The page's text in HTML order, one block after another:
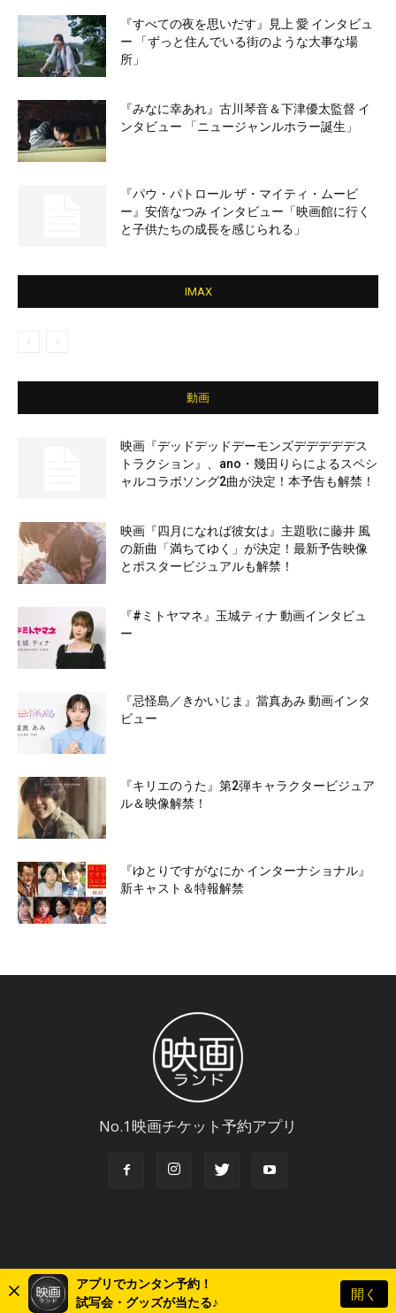
アプリでカンタン予約！
試写会・グッズが当たる♪
開く
『すべての夜を思いだす』見上 愛 インタビュ
ー 「ずっと住んでいる街のような大事な場
所」
『みなに幸あれ』古川琴音＆下津優太監督 イ
ンタビュー 「ニュージャンルホラー誕生」
『パウ・パトロール ザ・マイティ・ムービ
ー』安倍なつみ インタビュー「映画館に行く
と子供たちの成長を感じられる」
IMAX
動画
映画『デッドデッドデーモンズデデデデデス
トラクション』、ano・幾田りらによるスペシ
ャルコラボソング2曲が決定！本予告も解禁！
映画『四月になれば彼女は』主題歌に藤井 風
の新曲「満ちてゆく」が決定！最新予告映像
とポスタービジュアルも解禁！
『#ミトヤマネ』玉城ティナ 動画インタビュ
ー
『忌怪島／きかいじま』當真あみ 動画インタ
ビュー
『キリエのうた』第2弾キャラクタービジュア
ル＆映像解禁！
『ゆとりですがなにか インターナショナル』
新キャスト＆特報解禁
No.1映画チケット予約アプリ
© Copyright 2018 Eigaland, inc. All Rights Reserved.